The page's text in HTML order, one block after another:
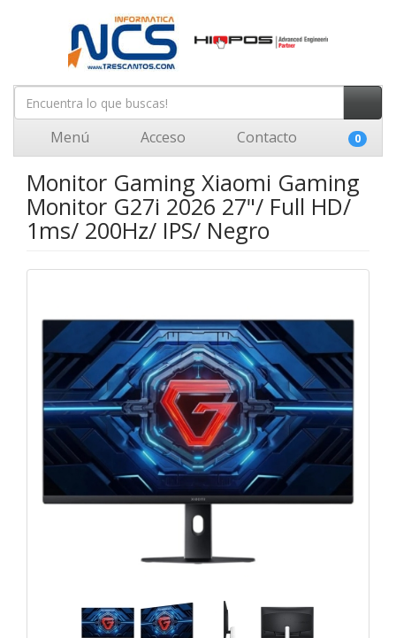
Menú Acceso Contacto 0
Monitor Gaming Xiaomi Gaming
Monitor G27i 2026 27"/ Full HD/
1ms/ 200Hz/ IPS/ Negro